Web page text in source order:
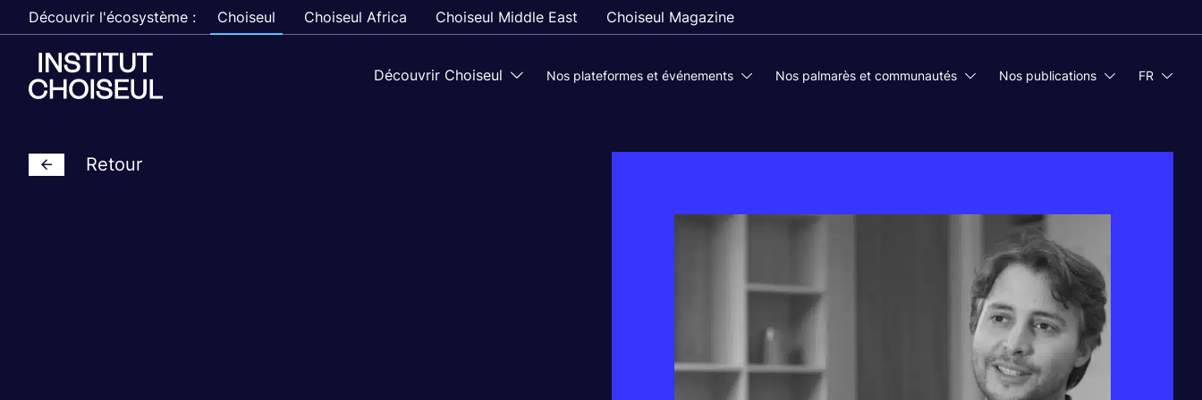
Découvrir l'écosystème : Choiseul Choiseul Africa Choiseul Middle East Choiseul Magazine
Découvrir Choiseul Nos plateformes et événements Nos palmarès et communautés Nos publications FR
Retour